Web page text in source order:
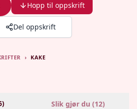
Hopp til oppskrift
Del oppskrift
› KAKE
) Slik gjør du (12)